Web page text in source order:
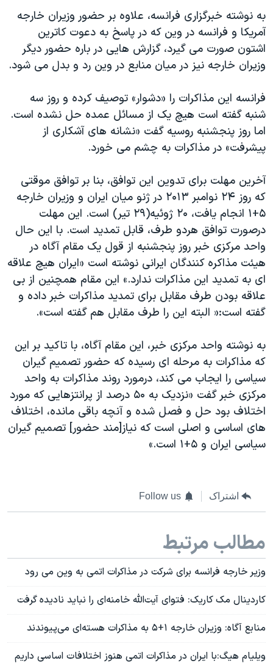
به نوشته خبرگزاری فرانسه، علاوه بر حضور وزیران خارجه
آمریکا و فرانسه در وین که در پاسخ به دعوت کاترین
اشتون صورت می گیرد، گزارش هایی در باره حضور دیگر
وزیران خارجه نیز در میان منابع در وین رد و بدل می شود.
فرانسه این مذاکرات را «دشوار» توصیف کرده و روز سه
شنبه گفته است هیچ یک از مسائل عمده حل نشده است.
اما روز پنجشنبه روسیه گفت «نشانه های آشکاری از
پیشرفت» در مذاکرات به چشم می خورد.
آخرین مهلت برای تدوین این توافق، بنا بر توافق موقتی
که روز ۲۴ نوامبر ۲۰۱۳ در ژنو میان ایران و وزیران خارجه
۵+۱ انجام یافت، ۲۰ ژوئیه(۲۹ تیر) است. این مهلت
درصورت توافق هردو طرف، قابل تمدید است. با این حال
واحد مرکزی خبر روز پنجشنبه از قول یک مقام آگاه در
هیئت مذاکره کنندگان ایرانی نوشته است «ایران هیچ علاقه
ای به تمدید این مذاکرات ندارد.» این مقام همچنین از بی
علاقه بودن طرف مقابل برای تمدید مذاکرات خبر داده و
گفته است:« البته این را طرف مقابل هم گفته است».
به نوشته واحد مرکزی خبر، این مقام آگاه، با تاکید بر این
که مذاکرات به مرحله ای رسیده که حضور تصمیم گیران
سیاسی را ایجاب می کند، درمورد روند مذاکرات به واحد
مرکزی خبر گفت «نزدیک به ۵۰ درصد از پرانتزهایی که مورد
اختلاف بود حل و فصل شده و آنچه باقی مانده، اختلاف
های اساسی و اصلی است که نیاز[مند حضور] تصمیم گیران
سیاسی ایران و ۵+۱ است.»
اشتراک Follow us
مطالب مرتبط
وزیر خارجه فرانسه برای شرکت در مذاکرات اتمی به وین می رود
کاردینال مک کاریک: فتوای آیت‌الله خامنه‌ای را نباید نادیده گرفت
منابع آگاه: وزیران خارجه ۱+۵ به مذاکرات هسته‌ای می‌پیوندند
ویلیام هیگ:با ایران در مذاکرات اتمی هنوز اختلافات اساسی داریم